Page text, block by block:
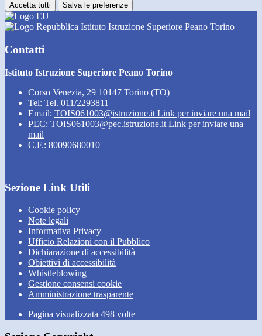
Accetta tutti Salva le preferenze
Istituto Istruzione Superiore Peano Torino
Contatti
Istituto Istruzione Superiore Peano Torino
Corso Venezia, 29 10147 Torino (TO)
Tel: Tel. 011/2293811
Email: TOIS061003@istruzione.it Link per inviare una mail
PEC: TOIS061003@pec.istruzione.it Link per inviare una
mail
C.F.: 80090680010
Sezione Link Utili
Cookie policy
Note legali
Informativa Privacy
Ufficio Relazioni con il Pubblico
Dichiarazione di accessibilità
Obiettivi di accessibilità
Whistleblowing
Gestione consensi cookie
Amministrazione trasparente
Pagina visualizzata 498 volte